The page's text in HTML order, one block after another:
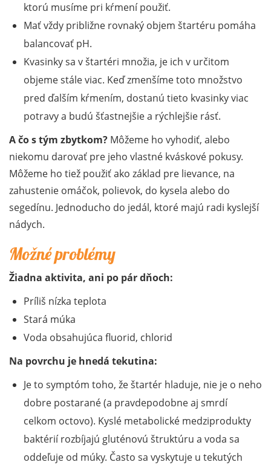
ktorú musíme pri kŕmení použiť.
Mať vždy približne rovnaký objem štartéru pomáha
balancovať pH.
Kvasinky sa v štartéri množia, je ich v určitom
objeme stále viac. Keď zmenšíme toto množstvo
pred ďalším kŕmením, dostanú tieto kvasinky viac
potravy a budú šťastnejšie a rýchlejšie rásť.
A čo s tým zbytkom? Môžeme ho vyhodiť, alebo
niekomu darovať pre jeho vlastné kváskové pokusy.
Môžeme ho tiež použiť ako základ pre lievance, na
zahustenie omáčok, polievok, do kysela alebo do
segedínu. Jednoducho do jedál, ktoré majú radi kyslejší
nádych.
Možné problémy
Žiadna aktivita, ani po pár dňoch:
Príliš nízka teplota
Stará múka
Voda obsahujúca fluorid, chlorid
Na povrchu je hnedá tekutina:
Je to symptóm toho, že štartér hladuje, nie je o neho
dobre postarané (a pravdepodobne aj smrdí
celkom octovo). Kyslé metabolické medziprodukty
baktérií rozbíjajú gluténovú štruktúru a voda sa
oddeľuje od múky. Často sa vyskytuje u tekutých